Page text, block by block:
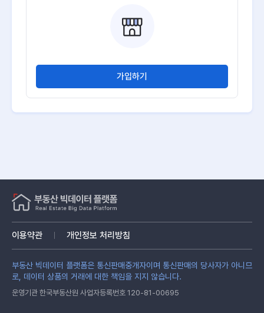
가입하기
이용약관 개인정보 처리방침
부동산 빅데이터 플랫폼은 통신판매중개자이며 통신판매의 당사자가 아니므
로, 데이터 상품의 거래에 대한 책임을 지지 않습니다.
운영기관 한국부동산원 사업자등록번호 120-81-00695